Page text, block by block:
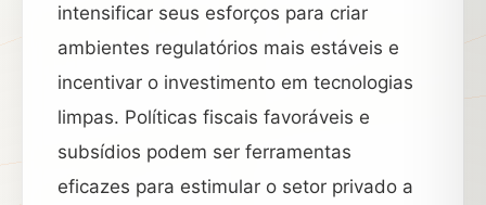
intensificar seus esforços para criar
ambientes regulatórios mais estáveis e
incentivar o investimento em tecnologias
limpas. Políticas fiscais favoráveis e
subsídios podem ser ferramentas
eficazes para estimular o setor privado a